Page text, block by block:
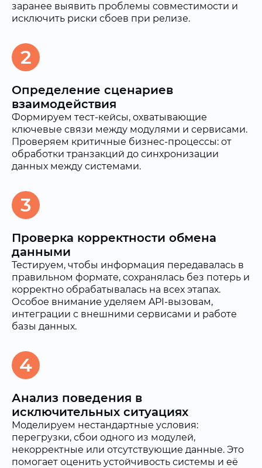
заранее выявить проблемы совместимости и
исключить риски сбоев при релизе.
2
Определение сценариев
взаимодействия
Формируем тест-кейсы, охватывающие
ключевые связи между модулями и сервисами.
Проверяем критичные бизнес-процессы: от
обработки транзакций до синхронизации
данных между системами.
3
Проверка корректности обмена
данными
Тестируем, чтобы информация передавалась в
правильном формате, сохранялась без потерь и
корректно обрабатывалась на всех этапах.
Особое внимание уделяем API-вызовам,
интеграции с внешними сервисами и работе
базы данных.
4
Анализ поведения в
исключительных ситуациях
Моделируем нестандартные условия:
перегрузки, сбои одного из модулей,
некорректные или отсутствующие данные. Это
помогает оценить устойчивость системы и её